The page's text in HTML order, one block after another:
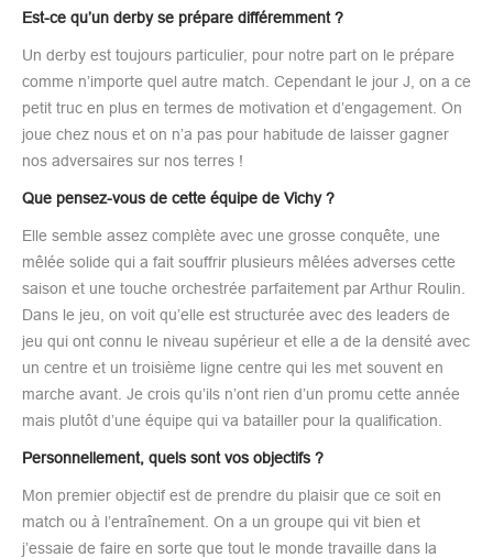
Est-ce qu’un derby se prépare différemment ?
Un derby est toujours particulier, pour notre part on le prépare
comme n’importe quel autre match. Cependant le jour J, on a ce
petit truc en plus en termes de motivation et d’engagement. On
joue chez nous et on n’a pas pour habitude de laisser gagner
nos adversaires sur nos terres !
Que pensez-vous de cette équipe de Vichy ?
Elle semble assez complète avec une grosse conquête, une
mêlée solide qui a fait souffrir plusieurs mêlées adverses cette
saison et une touche orchestrée parfaitement par Arthur Roulin.
Dans le jeu, on voit qu’elle est structurée avec des leaders de
jeu qui ont connu le niveau supérieur et elle a de la densité avec
un centre et un troisième ligne centre qui les met souvent en
marche avant. Je crois qu’ils n’ont rien d’un promu cette année
mais plutôt d’une équipe qui va batailler pour la qualification.
Personnellement, quels sont vos objectifs ?
Mon premier objectif est de prendre du plaisir que ce soit en
match ou à l’entraînement. On a un groupe qui vit bien et
j’essaie de faire en sorte que tout le monde travaille dans la